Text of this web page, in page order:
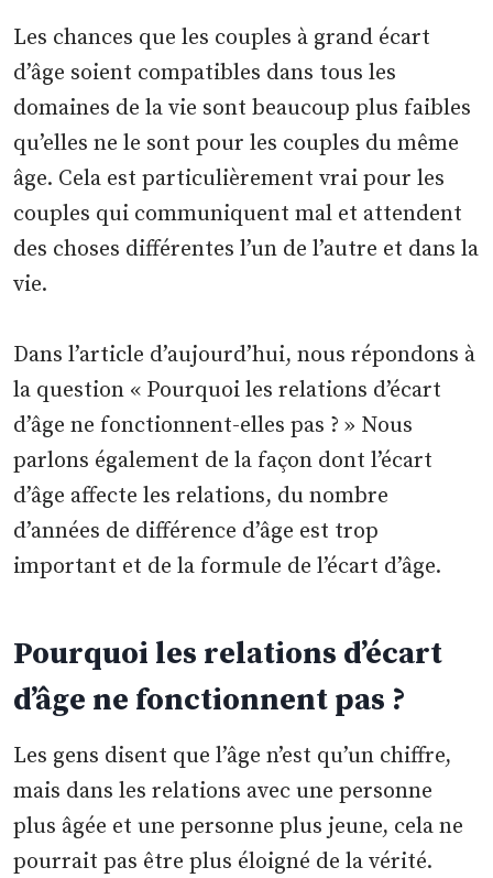
Les chances que les couples à grand écart
d’âge soient compatibles dans tous les
domaines de la vie sont beaucoup plus faibles
qu’elles ne le sont pour les couples du même
âge. Cela est particulièrement vrai pour les
couples qui communiquent mal et attendent
des choses différentes l’un de l’autre et dans la
vie.
Dans l’article d’aujourd’hui, nous répondons à
la question « Pourquoi les relations d’écart
d’âge ne fonctionnent-elles pas ? » Nous
parlons également de la façon dont l’écart
d’âge affecte les relations, du nombre
d’années de différence d’âge est trop
important et de la formule de l’écart d’âge.
Pourquoi les relations d’écart
d’âge ne fonctionnent pas ?
Les gens disent que l’âge n’est qu’un chiffre,
mais dans les relations avec une personne
plus âgée et une personne plus jeune, cela ne
pourrait pas être plus éloigné de la vérité.